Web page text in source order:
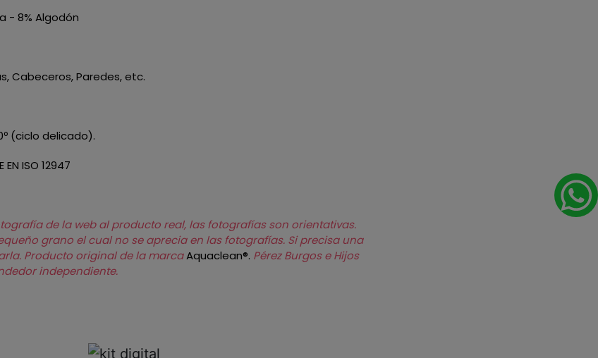
- 8% Algodón
Cabeceros, Paredes, etc.
(ciclo delicado).
ISO 12947
de la web al producto real, las fotografías son orientativas.
grano el cual no se aprecia en las fotografías. Si precisa una
Producto original de la marcaAquaclean®. Pérez Burgos e Hijos
independiente.